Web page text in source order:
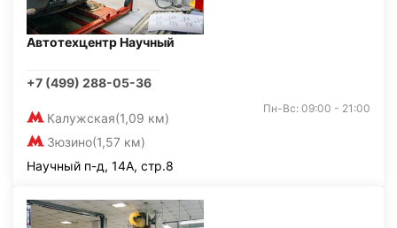
Автотехцентр Научный
+7 (499) 288-05-36
Калужская(1,09 км)
Зюзино(1,57 км)
Пн-Вс: 09:00 - 21:00
Научный п-д, 14А, стр.8